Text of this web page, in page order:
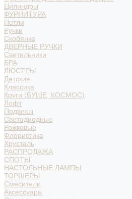
Цилиндры
ФУРНИТУРА
Петли
Ручки
Скобянка
ДВЕРНЫЕ РУЧКИ
Светильники
БРА
ЛЮСТРЫ
Детские
Классика
Круги (БУШЕ, КОСМОС)
Лофт
Подвесы
Светодиодные
Рожковые
Флористика
Хрусталь
РАСПРОДАЖА
СПОТЫ
НАСТОЛЬНЫЕ ЛАМПЫ
ТОРШЕРЫ
Смесители
Аксессуары